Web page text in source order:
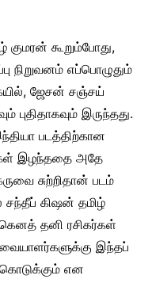
கூறும்போது,
நிறுவனம் எப்பொழுதும்
ஜேசன் சஞ்சய்
இருந்தது.
படத்திற்கான
இழந்ததை அதே
சுற்றிதான் படம்
சந்தீப் கிஷன் தமிழ்
தனி ரசிகர்கள்
இந்தப்
என